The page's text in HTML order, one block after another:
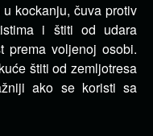
kockanju, čuva protiv
i štiti od udara
prema voljenoj osobi.
štiti od zemljotresa
ako se koristi sa